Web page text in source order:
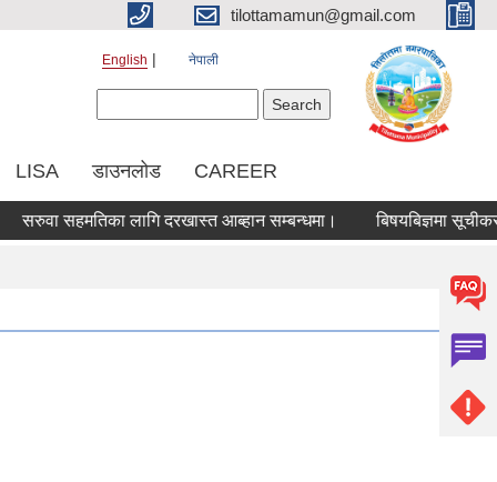
tilottamamun@gmail.com
English नेपाली
LISA डाउनलोड CAREER
सहमतिका लागि दरखास्त आब्हान सम्बन्धमा। बिषयबिज्ञमा सूचीकरण